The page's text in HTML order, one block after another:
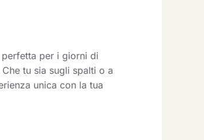
per i giorni di
tu sia sugli spalti o a
unica con la tua